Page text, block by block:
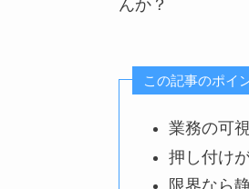
んか？
この記事のポイ
業務の可
押し付け